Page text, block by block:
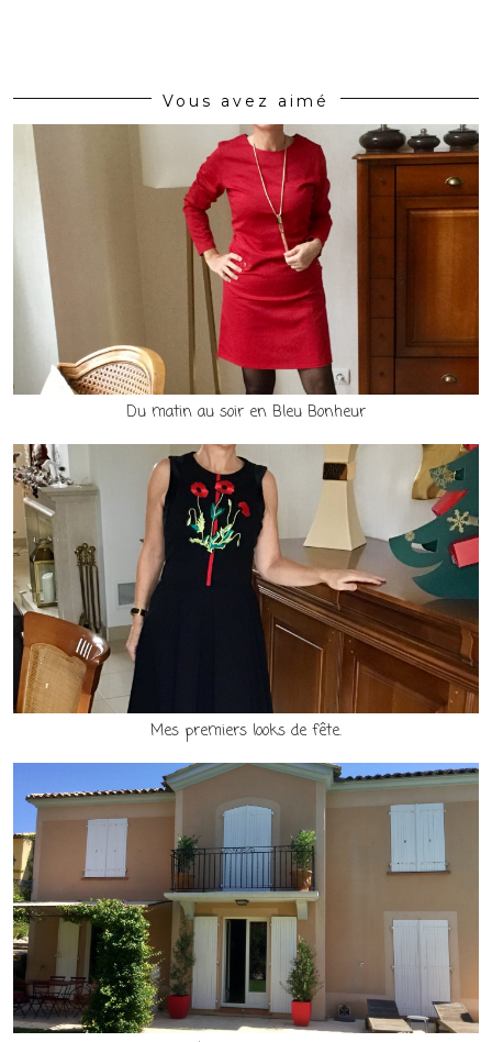
Vous avez aimé
Du matin au soir en Bleu Bonheur
Mes premiers looks de fête.